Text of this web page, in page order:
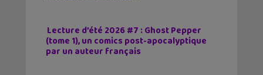
Lecture d’été 2026 #7 : Ghost Pepper
(tome 1), un comics post-apocalyptique
par un auteur français